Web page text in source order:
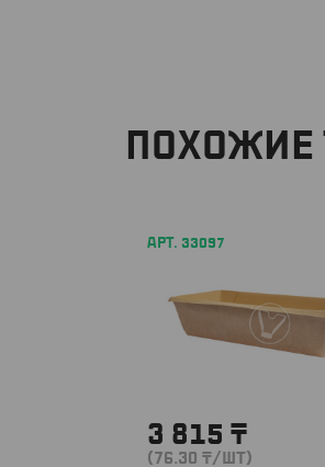
ПОХОЖИЕ
АРТ. 33097
3 815 ₸
(76.30 ₸/ШТ)